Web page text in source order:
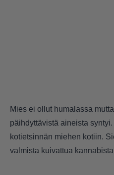
Mies ei ollut humalassa
päihdyttävistä aineista
kotietsinnän miehen kotiin.
valmista kuivattua